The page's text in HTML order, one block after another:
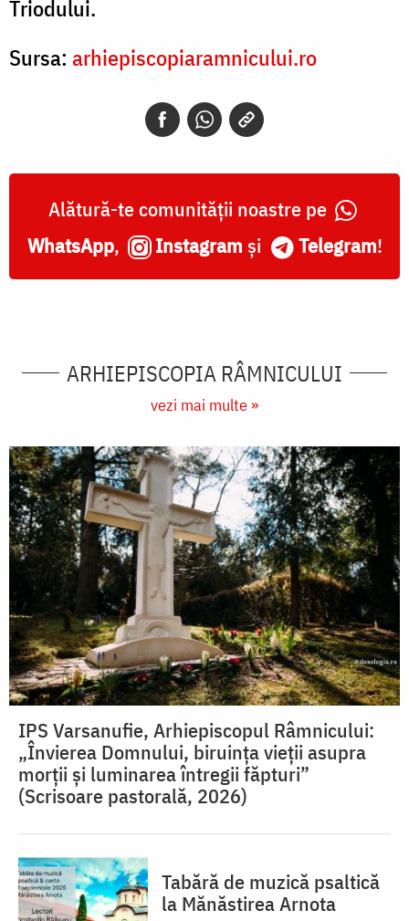
Triodului.
Sursa: arhiepiscopiaramnicului.ro
Alătură-te comunității noastre pe
WhatsApp, Instagram și Telegram!
ARHIEPISCOPIA RÂMNICULUI
vezi mai multe »
IPS Varsanufie, Arhiepiscopul Râmnicului:
„Învierea Domnului, biruința vieții asupra
morții și luminarea întregii făpturi”
(Scrisoare pastorală, 2026)
Tabără de muzică psaltică
la Mănăstirea Arnota